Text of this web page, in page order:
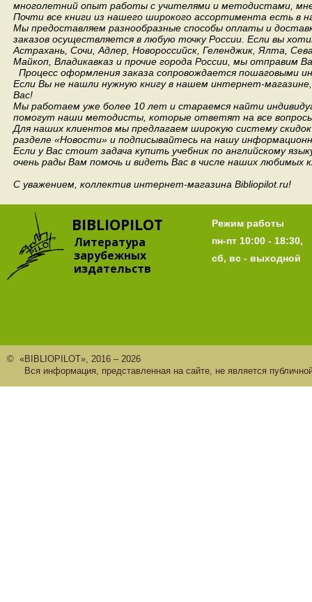
многолетний опыт работы с учителями и методистами,
Почти все книги из нашего широкого ассортимента есть в
Мы предоставляем разнообразные способы оплаты и
заказов осуществляется в любую точку России. Если вы
Астрахань, Сочи, Адлер, Новороссийск, Геленджик, Ялта,
Майкоп, Владикавказ и прочие города России, мы отправим
Процесс оформления заказа сопровождается пошаговыми
Если Вы не нашли нужную книгу в нашем интернет-
Вас!
Мы работаем уже более 10 лет и стараемся найти
помогут наши методисты, которые ответят на все
Для наших клиентов мы предлагаем широкую систему
разделе «Новости» и подписывайтесь на нашу
Если у Вас стоит задача купить учебник по английскому
очень рады Вам помочь и видеть Вас в числе наших любимых
С уважением, коллектив интернет-магазина Bibliopilot.ru!
BIBLIOPILOT
Литература
зарубежных
издательств
Режим работы
пн-пт 10:00 - 18:30,
сб, вс - выходной
© «BIBLIOPILOT», 2016 – 2026
Вся информация, представленная на сайте, не является